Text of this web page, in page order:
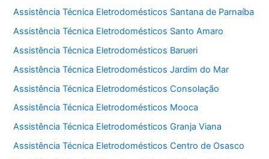
Assistência Técnica Eletrodomésticos Santana de Parnaíba
Assistência Técnica Eletrodomésticos Santo Amaro
Assistência Técnica Eletrodomésticos Barueri
Assistência Técnica Eletrodomésticos Jardim do Mar
Assistência Técnica Eletrodomésticos Consolação
Assistência Técnica Eletrodomésticos Mooca
Assistência Técnica Eletrodomésticos Granja Viana
Assistência Técnica Eletrodomésticos Centro de Osasco